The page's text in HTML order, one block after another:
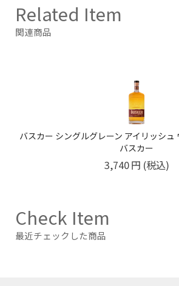
Related Item
関連商品
バスカー
3,740円 (税込)
Check Item
最近チェックした商品